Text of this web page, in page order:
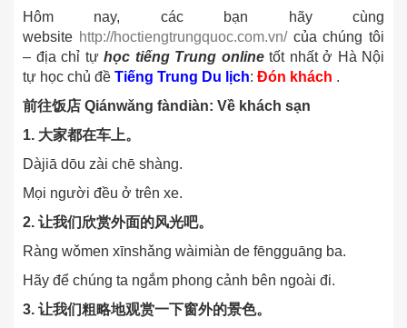
Hôm nay, các bạn hãy cùng
website http://hoctiengtrungquoc.com.vn/của chúng tôi
– địa chỉ tự học tiếng Trung onlinetốt nhất ở Hà Nội
tự học chủ đề Tiếng Trung Du lịch: Đón khách .
前往饭店 Qiánwǎng fàndiàn: Về khách sạn
1. 大家都在车上。
Dàjiā dōu zài chē shàng.
Mọi người đều ở trên xe.
2. 让我们欣赏外面的风光吧。
Ràng wǒmen xīnshǎng wàimiàn de fēngguāng ba.
Hãy để chúng ta ngắm phong cảnh bên ngoài đi.
3. 让我们粗略地观赏一下窗外的景色。